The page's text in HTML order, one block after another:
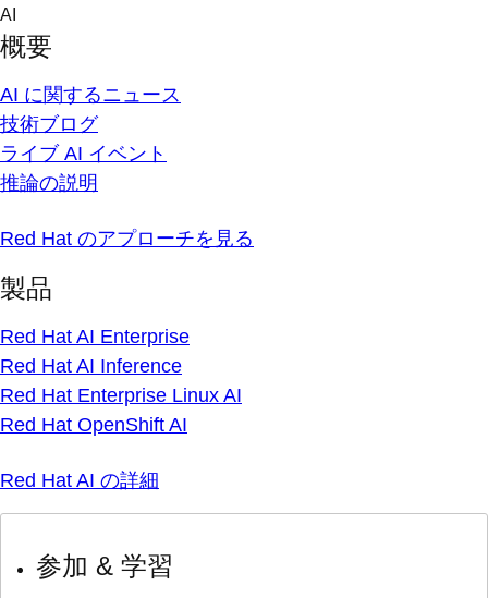
Skip
content
AI
概要
AI に関するニュース
技術ブログ
ライブ AI イベント
推論の説明
Red Hat のアプローチを見る
製品
Red Hat AI Enterprise
Red Hat AI Inference
Red Hat Enterprise Linux AI
Red Hat OpenShift AI
Red Hat AI の詳細
参加 & 学習